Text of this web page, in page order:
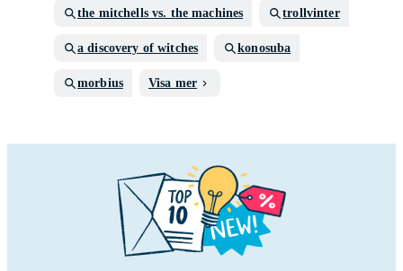
the mitchells vs. the machines trollvinter
a discovery of witches konosuba
morbius Visa mer